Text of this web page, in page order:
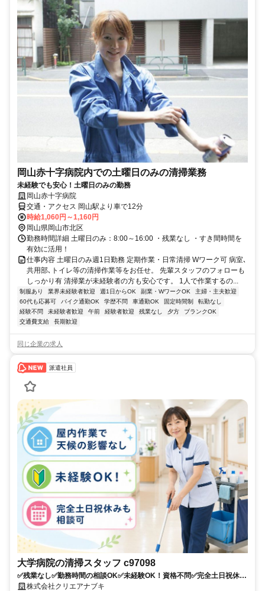
岡山赤十字病院内での土曜日のみの清掃業務
未経験でも安心！土曜日のみの勤務
岡山赤十字病院
交通・アクセス 岡山駅より車で12分
時給1,060円～1,160円
岡山県岡山市北区
勤務時間詳細 土曜日のみ：8:00～16:00 ・残業なし ・すき間時間を
有効に活用！
仕事内容 土曜日のみ週1日勤務 定期作業・日常清掃 Wワーク可 病室､
共用部､トイレ等の清掃作業等をお任せ。 先輩スタッフのフォローも
しっかり有 清掃業が未経験者の方も安心です。 1人で作業するの...
制服あり 業界未経験者歓迎 週1日からOK 副業・WワークOK
主婦・主夫歓迎
60代も応募可
バイク通勤OK 学歴不問 車通勤OK 固定時間制
転勤なし
経験不問
未経験者歓迎 午前 経験者歓迎 残業なし 夕方
ブランクOK
交通費支給
長期歓迎
同じ企業の求人
派遣社員
大学病院の清掃スタッフ c97098
✅残業なし✅勤務時間の相談OK✅未経験OK！資格不問✅完全土日祝休み
も相談可
株式会社クリエアナブキ